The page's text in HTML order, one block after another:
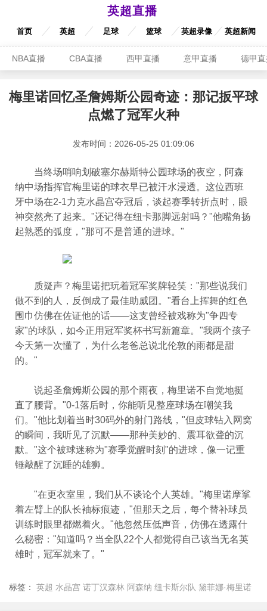
英超直播
首页 英超 足球 篮球 英超录像 英超新闻
NBA直播 CBA直播 西甲直播 意甲直播 德甲
梅里诺回忆圣詹姆斯公园奇迹：那记扳平球
点燃了冠军火种
发布时间：2026-05-25 01:09:06
当终场哨响划破塞尔赫斯特公园球场的夜空，阿森
纳中场指挥官梅里诺的球衣早已被汗水浸透。这位西班
牙中场在2-1力克水晶宫夺冠后，谈起赛季转折点时，眼
神突然亮了起来。"还记得在纽卡那脚远射吗？"他嘴角扬
起熟悉的弧度，"那可不是普通的进球。"
质疑声？梅里诺把玩着冠军奖牌轻笑："那些说我们
做不到的人，反倒成了最佳助威团。"看台上挥舞的红色
围巾仿佛在佐证他的话——这支曾经被戏称为"争四专
家"的球队，如今正用冠军奖杯书写新篇章。"我两个孩子
今天第一次懂了，为什么老爸总说北伦敦的雨都是甜
的。"
说起圣詹姆斯公园的那个雨夜，梅里诺不自觉地挺
直了腰背。"0-1落后时，你能听见整座球场在嘲笑我
们。"他比划着当时30码外的射门路线，"但皮球钻入网窝
的瞬间，我听见了沉默——那种美妙的、震耳欲聋的沉
默。"这个被球迷称为"赛季觉醒时刻"的进球，像一记重
锤敲醒了沉睡的雄狮。
"在更衣室里，我们从不谈论个人英雄。"梅里诺摩挲
着左臂上的队长袖标痕迹，"但那天之后，每个替补球员
训练时眼里都燃着火。"他忽然压低声音，仿佛在透露什
么秘密："知道吗？当全队22个人都觉得自己该当无名英
雄时，冠军就来了。"
标签： 英超 水晶宫 诺丁汉森林 阿森纳 纽卡斯尔队 黛菲娜·梅里诺